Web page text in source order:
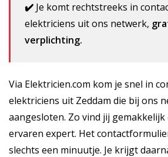
✔️ Je komt rechtstreeks in
elektriciens uit ons netwerk,
verplichting.
Via Elektricien.com kom je snel in
elektriciens uit Zeddam die bij ons
aangesloten. Zo vind jij gemakkelijk
ervaren expert. Het
slechts een minuutje. Je krijgt